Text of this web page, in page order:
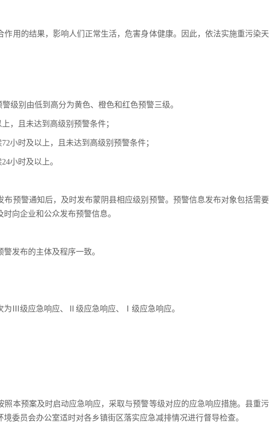
用的结果，影响人们正常生活，危害身体健康。因此，依法实施重污染
级别由低到高分为黄色、橙色和红色预警三级。
，且未达到高级别预警条件；
小时及以上，且未达到高级别预警条件；
小时及以上。
预警通知后，及时发布蒙阴县相应级别预警。预警信息发布对象包括需
向企业和公众发布预警信息。
发布的主体及程序一致。
为Ⅲ级应急响应、Ⅱ级应急响应、Ⅰ级应急响应。
本预案及时启动应急响应，采取与预警等级对应的应急响应措施。县重
委员会办公室适时对各乡镇街区落实应急减排情况进行督导检查。